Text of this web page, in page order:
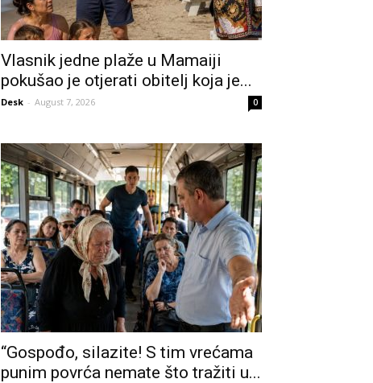
Vlasnik jedne plaže u Mamaiji
pokušao je otjerati obitelj koja je...
Desk - August 7, 2026 0
“Gospođo, silazite! S tim vrećama
punim povrća nemate što tražiti u...